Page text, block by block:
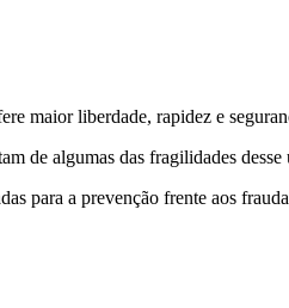
maior liberdade, rapidez e
de algumas das fragilidades
para a prevenção frente aos